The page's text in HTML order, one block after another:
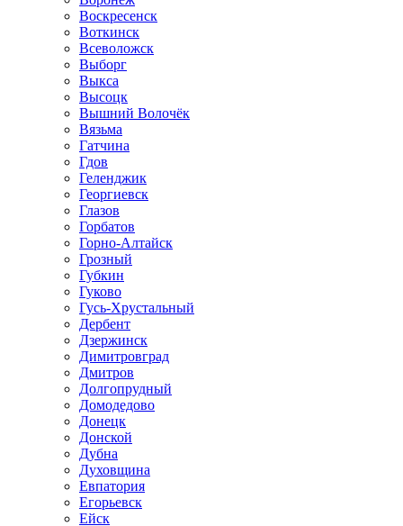
Воскресенск
Воткинск
Всеволожск
Выборг
Выкса
Высоцк
Вышний Волочёк
Вязьма
Гатчина
Гдов
Геленджик
Георгиевск
Глазов
Горбатов
Горно-Алтайск
Грозный
Губкин
Гуково
Гусь-Хрустальный
Дербент
Дзержинск
Димитровград
Дмитров
Долгопрудный
Домодедово
Донецк
Донской
Дубна
Духовщина
Евпатория
Егорьевск
Ейск